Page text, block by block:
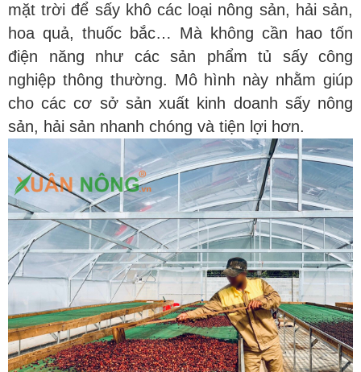
mặt trời để sấy khô các loại nông sản, hải sản,
hoa quả, thuốc bắc… Mà không cần hao tốn
điện năng như các sản phẩm tủ sấy công
nghiệp thông thường. Mô hình này nhằm giúp
cho các cơ sở sản xuất kinh doanh sấy nông
sản, hải sản nhanh chóng và tiện lợi hơn.